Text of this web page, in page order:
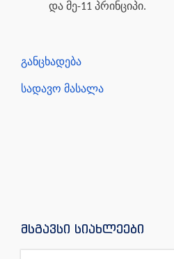
და მე-11 პრინციპი.
განცხადება
სადავო მასალა
მსგავსი სიახლეები